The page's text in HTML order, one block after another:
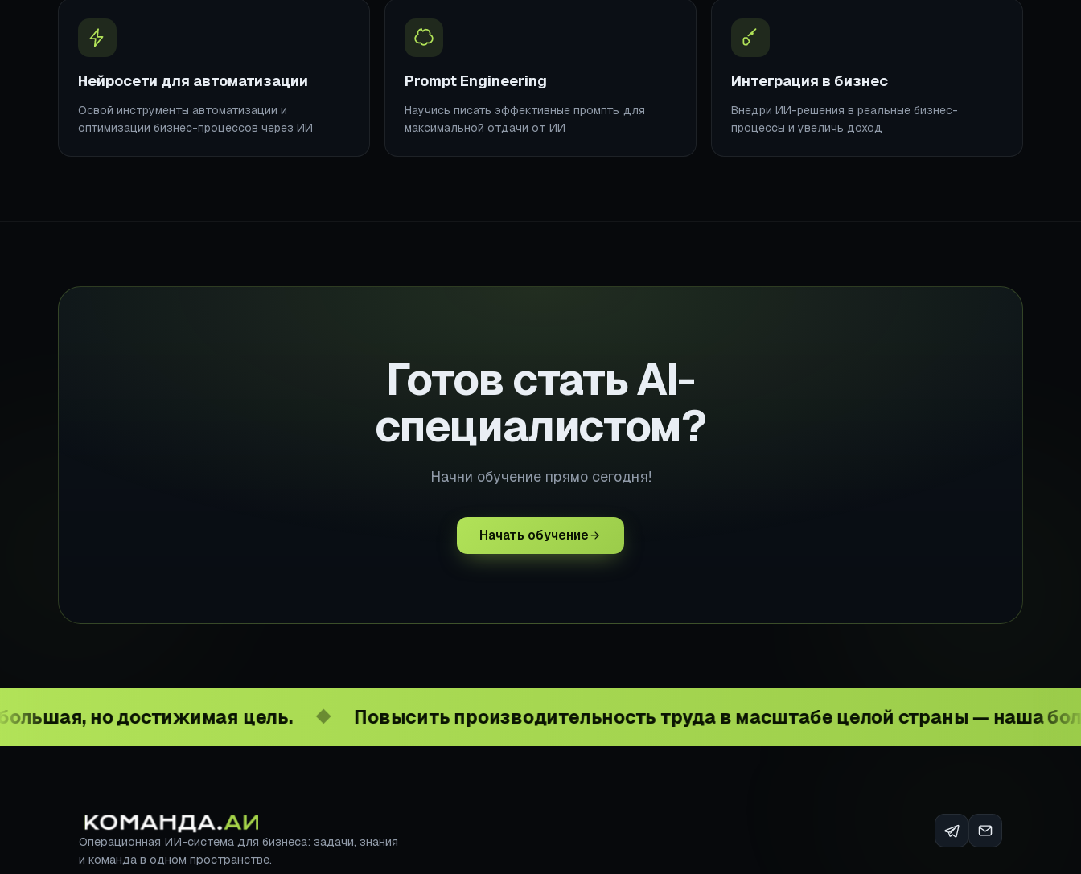
Нейросети для автоматизации
Освой инструменты автоматизации и
оптимизации бизнес-процессов через ИИ
Prompt Engineering
Научись писать эффективные промпты для
максимальной отдачи от ИИ
Интеграция в бизнес
Внедри ИИ-решения в реальные бизнес-
процессы и увеличь доход
Готов стать AI-
специалистом?
Начни обучение прямо сегодня!
Начать обучение
достижимая цель. ◆ Повысить производительность труда в масштабе целой страны — наша большая, но
Операционная ИИ-система для бизнеса: задачи, знания
и команда в одном пространстве.